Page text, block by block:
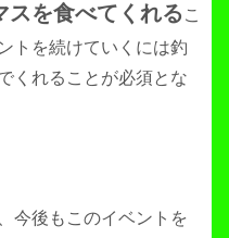
スを食べてくれる こ
トを続けていくには釣
くれることが必須とな
今後もこのイベントを